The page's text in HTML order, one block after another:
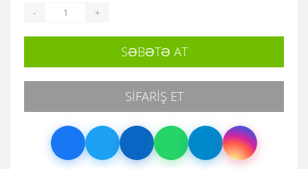
- +
SƏBƏTƏ AT
SIFARIŞ ET